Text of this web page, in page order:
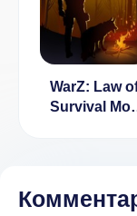
WarZ: Law
Survival